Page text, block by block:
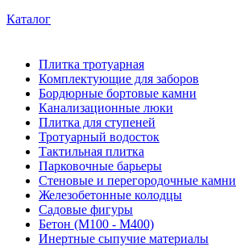
Каталог
Плитка тротуарная
Комплектующие для заборов
Бордюрные бортовые камни
Канализационные люки
Плитка для ступеней
Тротуарный водосток
Тактильная плитка
Парковочные барьеры
Стеновые и перегородочные камни
Железобетонные колодцы
Садовые фигуры
Бетон (М100 - М400)
Инертные сыпучие материалы